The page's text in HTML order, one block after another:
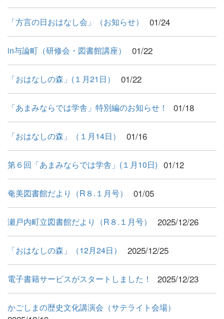
「方言の日おはなし会」（お知らせ） 01/24
in与論町（研修会・図書館講座） 01/22
「おはなしの森」(１月21日） 01/22
「あまみならでは学舎」特別編のお知らせ！ 01/18
「おはなしの森」（１月14日） 01/16
第６回「あまみならでは学舎」(１月10日) 01/12
奄美図書館だより（R８.１月号） 01/05
瀬戸内町立図書館だより（R８.１月号） 2025/12/26
「おはなしの森」（12月24日） 2025/12/25
電子書籍サービスがスタートしました！ 2025/12/23
かごしまの歴史文化講演会（サテライト会場）